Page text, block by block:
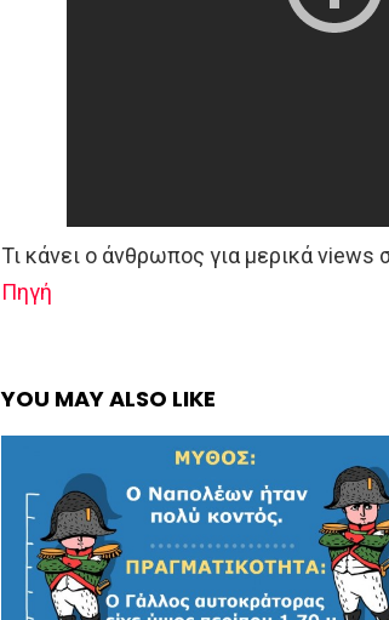
Τι κάνει ο άνθρωπος για μερικά views
Πηγή
YOU MAY ALSO LIKE